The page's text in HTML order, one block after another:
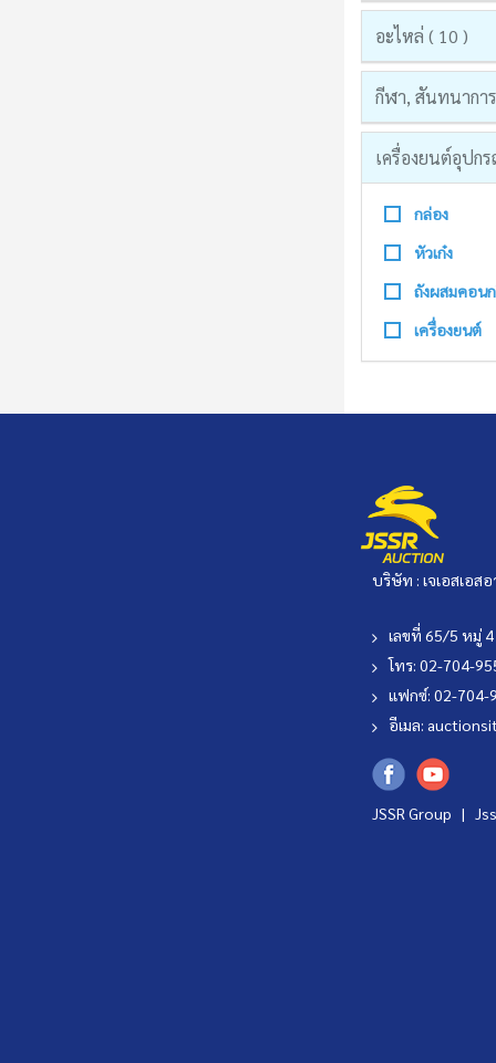
อะไหล่ ( 10 )
กีฬา, สันทนากา
เครื่องยนต์อุปก
กล่อง
หัวเก๋ง
ถังผสมคอน
เครื่องยนต์
บริษัท : เจเอสเอส
เลขที่ 65/5 หมู่
โทร: 02-704-
แฟกซ์: 02-704-
อีเมล:
JSSR Group |